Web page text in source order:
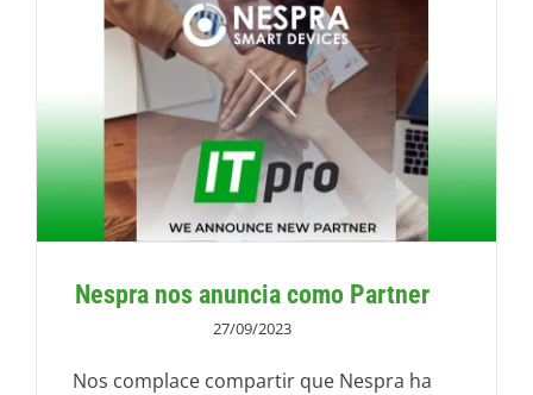
Nespra nos anuncia como Partner
27/09/2023
Nos complace compartir que Nespra ha